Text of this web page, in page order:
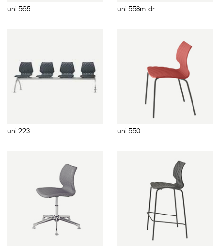
uni 565 uni 558m-dr
uni 223 uni 550